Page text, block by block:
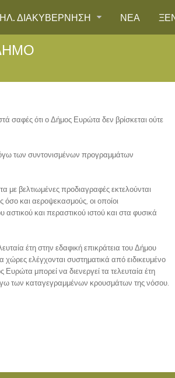
ΗΛ. ΔΙΑΚΥΒΕΡΝΗΣΗ ΝΕΑ
σαφές ότι ο Δήμος Ευρώτα δεν βρίσκεται ούτε
των συντονισμένων προγραμμάτων
με βελτιωμένες προδιαγραφές εκτελούνται
και αεροψεκασμούς, οι οποίοι
και περαστικού ιστού και στα φυσικά
έτη στην εδαφική επικράτεια του Δήμου
ελέγχονται συστηματικά από ειδικευμένο
μπορεί να διενεργεί τα τελευταία έτη
των καταγεγραμμένων κρουσμάτων της νόσου.